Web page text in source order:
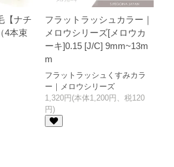
【ナチ
4本束
フラットラッシュカラー｜
メロウシリーズ[メロウカ
ーキ]0.15 [J/C] 9mm~13m
m
フラットラッシュくすみカラ
ー｜メロウシリーズ
1,320円(本体1,200円、税120
円)